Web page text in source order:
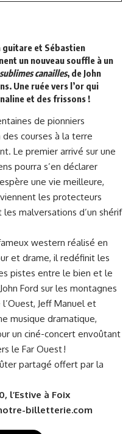
guitare et Sébastien
un nouveau souffle à un
canailles, de John
Une ruée vers l’or qui
et des frissons !
de pionniers
courses à la terre
Le premier arrivé sur une
pourra s’en déclarer
une vie meilleure,
les protecteurs
malversations d’un shérif
western réalisé en
et drame, il redéfinit les
pistes entre le bien et le
Ford sur les montagnes
Jeff Manuel et
musique dramatique,
un ciné-concert envoûtant
le Far Ouest !
partagé offert par la
l’Estive à Foix
billetterie.com